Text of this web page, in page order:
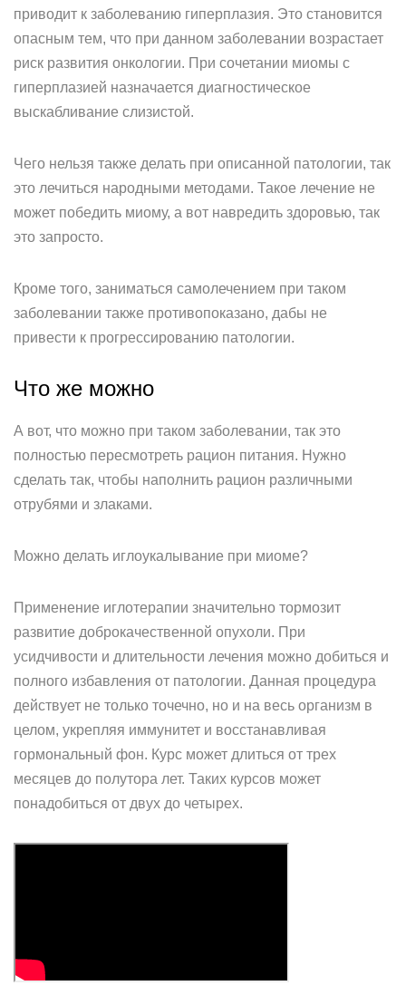
приводит к заболеванию гиперплазия. Это становится
опасным тем, что при данном заболевании возрастает
риск развития онкологии. При сочетании миомы с
гиперплазией назначается диагностическое
выскабливание слизистой.
Чего нельзя также делать при описанной патологии, так
это лечиться народными методами. Такое лечение не
может победить миому, а вот навредить здоровью, так
это запросто.
Кроме того, заниматься самолечением при таком
заболевании также противопоказано, дабы не
привести к прогрессированию патологии.
Что же можно
А вот, что можно при таком заболевании, так это
полностью пересмотреть рацион питания. Нужно
сделать так, чтобы наполнить рацион различными
отрубями и злаками.
Можно делать иглоукалывание при миоме?
Применение иглотерапии значительно тормозит
развитие доброкачественной опухоли. При
усидчивости и длительности лечения можно добиться и
полного избавления от патологии. Данная процедура
действует не только точечно, но и на весь организм в
целом, укрепляя иммунитет и восстанавливая
гормональный фон. Курс может длиться от трех
месяцев до полутора лет. Таких курсов может
понадобиться от двух до четырех.